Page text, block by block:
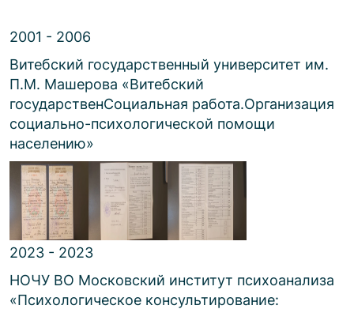
2001 - 2006
Витебский государственный университет им.
П.М. Машерова «Витебский
государственСоциальная работа.Организация
социально-психологической помощи
населению»
2023 - 2023
НОЧУ ВО Московский институт психоанализа
«Психологическое консультирование: